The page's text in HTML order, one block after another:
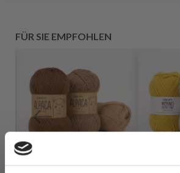
FÜR SIE EMPFOHLEN